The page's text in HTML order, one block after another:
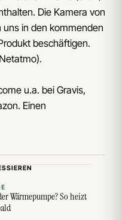
Die Kamera von
uns in den kommenden
beschäftigen.
u.a. bei Gravis,
Einen
Wärmepumpe? So heizt